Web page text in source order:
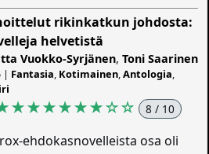
rikinkatkun johdosta:
helvetistä
Vuokko-Syrjänen,Toni Saarinen
| Fantasia Kotimainen ,Antologia
☆☆ 8 / 10
ehdokasnovelleista osa oli